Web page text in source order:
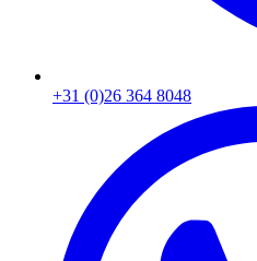
+31 (0)26 364 8048